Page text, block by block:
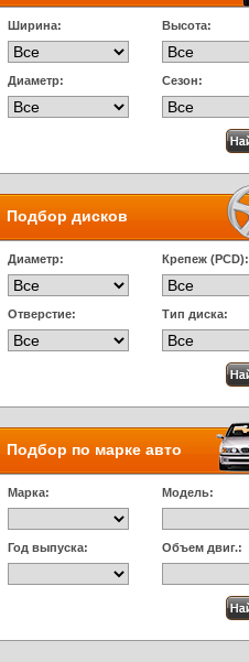
Ширина: Высота:
Диаметр: Сезон:
Подбор дисков
Диаметр: Крепеж (PCD):
Отверстие: Тип диска:
Подбор по марке авто
Марка: Модель:
Год выпуска: Объем двиг.: